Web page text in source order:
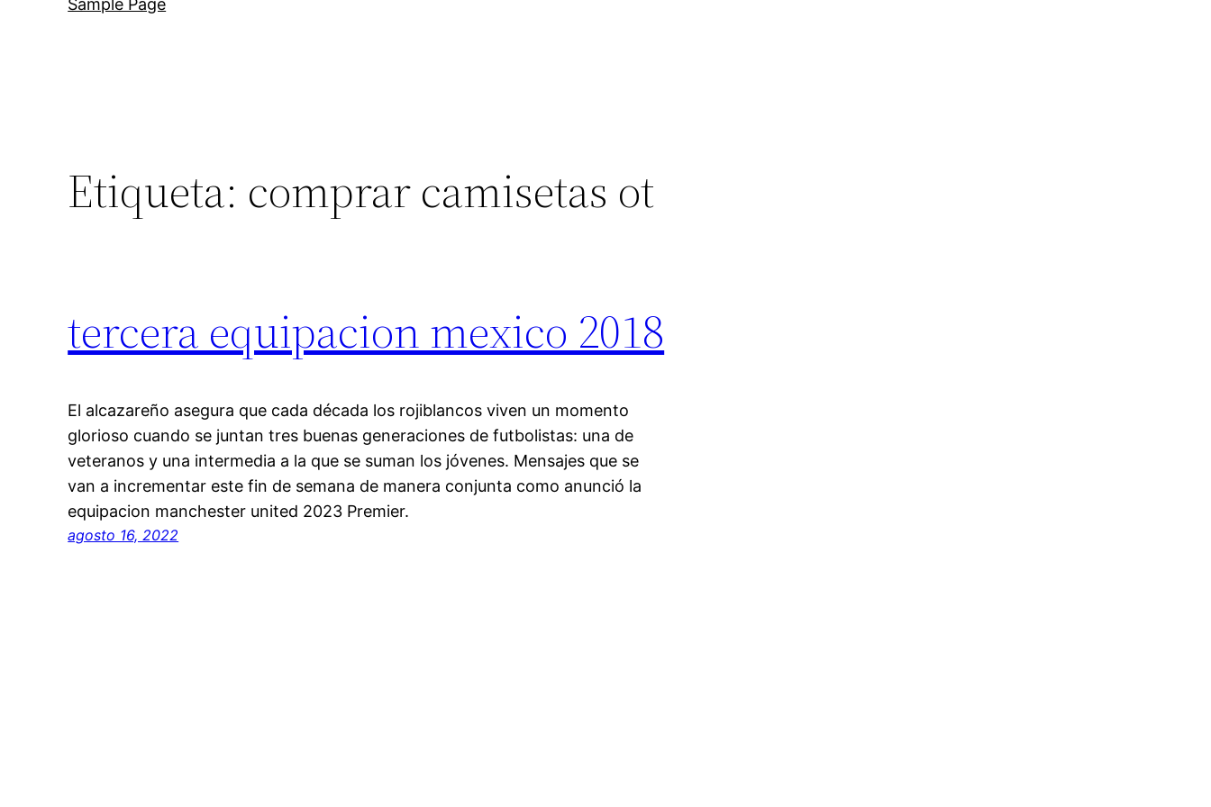
Sample Page
Etiqueta: comprar camisetas ot
tercera equipacion mexico 2018
El alcazareño asegura que cada década los rojiblancos viven un momento
glorioso cuando se juntan tres buenas generaciones de futbolistas: una de
veteranos y una intermedia a la que se suman los jóvenes. Mensajes que se
van a incrementar este fin de semana de manera conjunta como anunció la
equipacion manchester united 2023 Premier.
agosto 16, 2022